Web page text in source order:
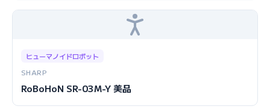
ヒューマノイドロボット
SHARP
RoBoHoN SR-03M-Y 美品